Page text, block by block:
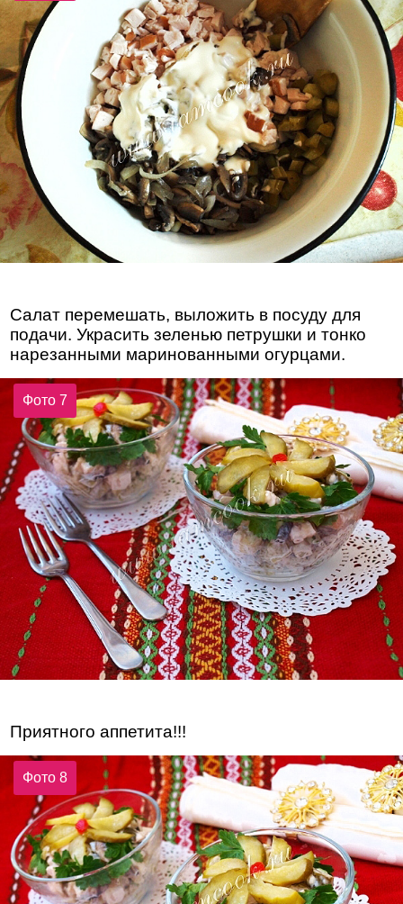
Салат перемешать, выложить в посуду для
подачи. Украсить зеленью петрушки и тонко
нарезанными маринованными огурцами.
Фото 7
Приятного аппетита!!!
Фото 8